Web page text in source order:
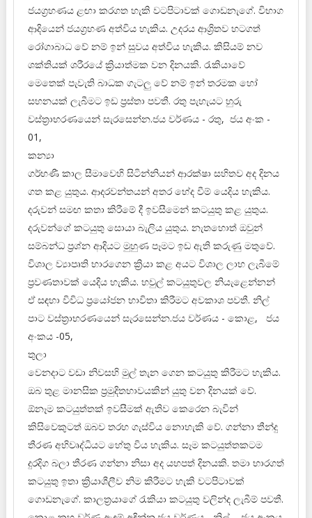
ජයග්‍රහණය ළඟා කරගත හැකි වටපිටාවක් ගොඩනැගේ. විභාග
ආදියෙන් ජයග්‍රහණ අත්විය හැකිය. උදරය ආශ්‍රිතව හටගත්
රෝගාබාධ වේ නම් ඉන් සුවය අත්විය හැකිය. කිසියම් නව
ශක්තියක් ශරීරයේ ක්‍රියාත්මක වන දිනයකි. රැකියාවේ
මෙතෙක් පැවැති බාධක ගැටලු වේ නම් ඉන් තරමක හෝ
සහනයක් ලැබීමට ඉඩ ප්‍රස්තා පවතී. රතු පැහැයට හුරු
වස්ත්‍රාභරණයෙන් සැරසෙන්න.ජය වර්ණය - රතු, ජය අංක -
01,
කන්‍යා
ගර්භණී කාල සීමාවෙහි සිටින්නියන් ආරක්ෂා සහිතව අද දිනය
ගත කළ යුතුය. ආදරවන්තයන් අතර භේද වීම් යෙදිය හැකිය.
දරුවන් සමඟ කතා කිරීමේ දී ඉවසීමෙන් කටයුතු කළ යුතුය.
දරුවන්ගේ කටයුතු සොයා බැලිය යුතුය. නැතහොත් ඔවුන්
සම්බන්ධ ප්‍රශ්න ආදියට මුහුණ පෑමට ඉඩ ඇති කරුණු මතුවේ.
විශාල ව්‍යාපෘති භාරගෙන ක්‍රියා කළ අයට විශාල ලාභ ලැබීමේ
ප්‍රවණතාවක් යෙදිය හැකිය. හවුල් කටයුතුවල නියැළෙන්නන්
ඒ සඳහා විවිධ ප්‍රයෝජන භාවිතා කිරීමට අවකාශ පවතී. නිල්
පාට වස්ත්‍රාභරණයෙන් සැරසෙන්න.ජය වර්ණය - කොළ, ජය
අංකය -05,
තුලා
වෙනදාට වඩා නිවසහි මුල් තැන ගෙන කටයුතු කිරීමට හැකිය.
ඔබ තුළ මානසික ප්‍රමුදිතභාවයකින් යුතු වන දිනයක් වේ.
ඕනෑම කටයුත්තක් ඉවසීමක් ඇතිව කෙරෙන බැවින්
කිසිවෙකුටත් ඔබව තරහ ගැස්විය නොහැකි වේ. ගන්නා තීන්දු
තීරණ අභිවෘද්ධියට හේතු විය හැකිය. සෑම කටයුත්තකටම
දුරදිග බලා තීරණ ගන්නා නිසා අද යහපත් දිනයකි. තමා භාරගත්
කටයුතු ඉතා ක්‍රියාශීලීව නිම කිරීමට හැකි වටපිටාවක්
ගොඩනැගේ. කාලත්‍රයාගේ රැකියා කටයුතු වලින්ද ලැබීම් පවතී.